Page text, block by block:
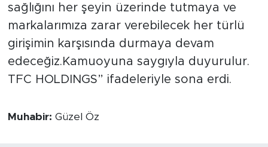
sağlığını her şeyin üzerinde tutmaya ve
markalarımıza zarar verebilecek her türlü
girişimin karşısında durmaya devam
edeceğiz.Kamuoyuna saygıyla duyurulur.
TFC HOLDINGS” ifadeleriyle sona erdi.
Muhabir: Güzel Öz